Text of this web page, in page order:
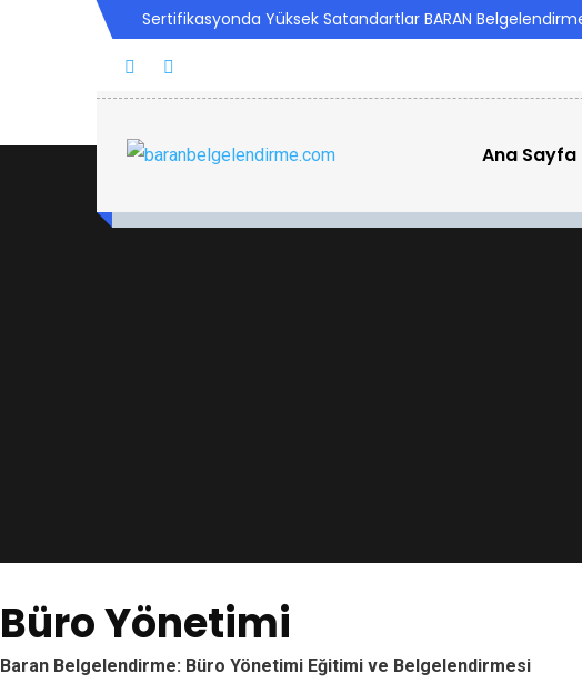
Sertifikasyonda Yüksek Satandartlar BARAN
Ana Sayfa
Büro Yönetimi
Baran Belgelendirme: Büro Yönetimi Eğitimi ve Belgelendirmesi